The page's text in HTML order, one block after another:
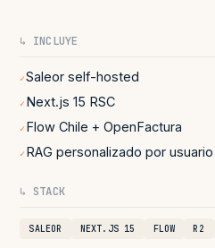
↳ INCLUYE
✓Saleor self-hosted
✓ Next.js 15 RSC
✓ Flow Chile + OpenFactura
✓ RAG personalizado por usuario
↳ STACK
SALEOR NEXT.JS 15 FLOW R2